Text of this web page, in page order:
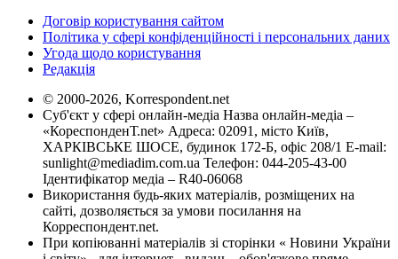
Договір користування сайтом
Політика у сфері конфіденційності і персональних даних
Угода щодо користування
Редакція
© 2000-2026, Korrespondent.net
Суб'єкт у сфері онлайн-медіа Назва онлайн-медіа –
«КореспонденТ.net» Адреса: 02091, місто Київ,
ХАРКІВСЬКЕ ШОСЕ, будинок 172-Б, офіс 208/1 E-mail:
sunlight@mediadim.com.ua Телефон: 044-205-43-00
Ідентифікатор медіа – R40-06068
Використання будь-яких матеріалів, розміщених на
сайті, дозволяється за умови посилання на
Корреспондент.net.
При копіюванні матеріалів зі сторінки « Новини України